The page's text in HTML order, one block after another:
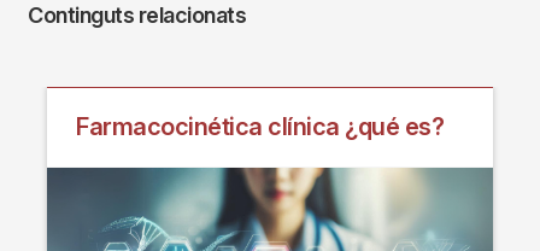
Continguts relacionats
Farmacocinética clínica ¿qué es?